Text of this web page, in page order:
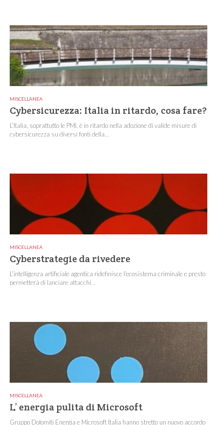
MISCELLANEA
Cybersicurezza: Italia in ritardo, cosa fare?
L’Italia, soprattutto le PMI, è in ritardo nella adozione di valide misure di
cybersicurezza su diversi fonti della...
MISCELLANEA
Cyberstrategie da rivedere
L’intelligenza artificiale agentica ridefinisce l’ecosistema criminale e presto
permetterà di lanciare attacchi...
MISCELLANEA
L’ energia pulita di Microsoft
Gruppo Dolomiti Energia e Microsoft Italia hanno stretto un nuovo accordo